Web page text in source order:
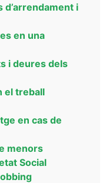
d’arrendament i
en una
i deures dels
el treball
en cas de
menors
Social